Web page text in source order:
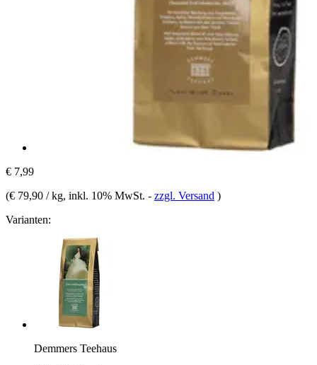
€ 7,99
(€ 79,90 / kg, inkl. 10% MwSt. - zzgl. Versand )
Varianten:
Demmers Teehaus